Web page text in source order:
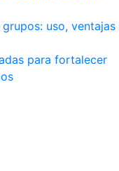
uso, ventajas
para fortalecer